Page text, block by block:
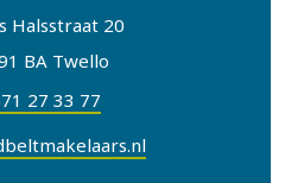
Halsstraat 20
BA Twello
27 33 77